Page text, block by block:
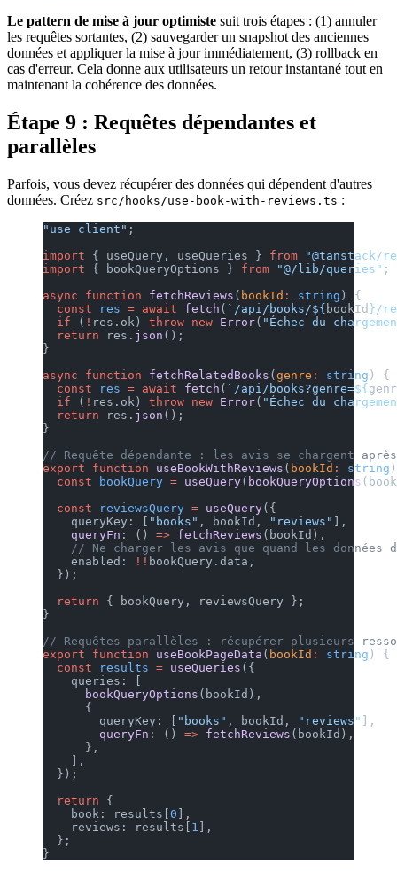
Le pattern de mise à jour optimiste suit trois étapes : (1) annuler
les requêtes sortantes, (2) sauvegarder un snapshot des anciennes
données et appliquer la mise à jour immédiatement, (3) rollback en
cas d'erreur. Cela donne aux utilisateurs un retour instantané tout en
maintenant la cohérence des données.
Étape 9 : Requêtes dépendantes et
parallèles
Parfois, vous devez récupérer des données qui dépendent d'autres
données. Créez src/hooks/use-book-with-reviews.ts :
"use client" ;
import { useQuery, useQueries } from "@tanstack/
import { bookQueryOptions } from "@/lib/queries" ;
async function fetchReviews ( bookId : string ) {
  const
res = await fetch ( `/api/books/${ bookId }/
  if
( ! res.ok) throw new Error( "Échec du
  return
res. json ();
}
async function fetchRelatedBooks ( genre : string ) {
  const
res = await fetch ( `/api/books?genre=${
  if
( ! res.ok) throw new Error( "Échec du
  return
res. json ();
}
// Requête dépendante : les avis se chargent
export function useBookWithReviews ( bookId : string
  const
bookQuery = useQuery( bookQueryOptions
  const
reviewsQuery = useQuery({
    queryKey: [
"books" , bookId, "reviews"
],
    queryFn
: () => fetchReviews (bookId),
// Ne charger les avis que quand les données
    enabled:
!! bookQuery.data,
  });
  return
{ bookQuery, reviewsQuery };
}
// Requêtes parallèles : récupérer plusieurs
export function useBookPageData ( bookId : string ) {
  const
results = useQueries ({
    queries: [
      bookQueryOptions
(bookId),
      {
        queryKey: [
"books" , bookId, "reviews"
],
        queryFn
: () => fetchReviews (bookId),
      },
    ],
  });
  return
{
    book: results[
0 ],
    reviews: results[
1
],
  };
}